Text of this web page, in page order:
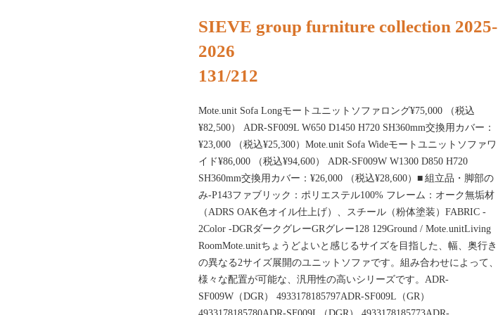
SIEVE group furniture collection 2025-
2026
131/212
Mote.unit Sofa Longモートユニットソファロング¥75,000 （税込
¥82,500） ADR-SF009L W650 D1450 H720 SH360mm交換用カバー：
¥23,000 （税込¥25,300）Mote.unit Sofa Wideモートユニットソファワ
イド¥86,000 （税込¥94,600） ADR-SF009W W1300 D850 H720
SH360mm交換用カバー：¥26,000 （税込¥28,600）■ 組立品・脚部の
み-P143ファブリック：ポリエステル100% フレーム：オーク無垢材
（ADRS OAK色オイル仕上げ）、スチール（粉体塗装）FABRIC -
2Color -DGRダークグレーGRグレー128 129Ground / Mote.unitLiving
RoomMote.unitちょうどよいと感じるサイズを目指した、幅、奥行き
の異なる2サイズ展開のユニットソファです。組み合わせによって、
様々な配置が可能な、汎用性の高いシリーズです。ADR-
SF009W（DGR） 4933178185797ADR-SF009L（GR）